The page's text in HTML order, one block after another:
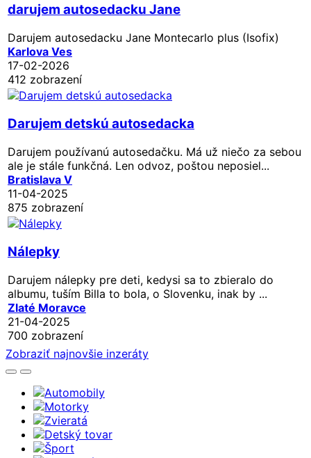
darujem autosedacku Jane
Darujem autosedacku Jane Montecarlo plus (Isofix)
Karlova Ves
17-02-2026
412 zobrazení
Darujem detskú autosedacka
Darujem používanú autosedačku. Má už niečo za sebou
ale je stále funkčná. Len odvoz, poštou neposiel...
Bratislava V
11-04-2025
875 zobrazení
Nálepky
Darujem nálepky pre deti, kedysi sa to zbieralo do
albumu, tuším Billa to bola, o Slovenku, inak by ...
Zlaté Moravce
21-04-2025
700 zobrazení
Zobraziť najnovšie inzeráty
Automobily
Motorky
Zvieratá
Detský tovar
Šport